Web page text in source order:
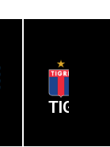
TIG